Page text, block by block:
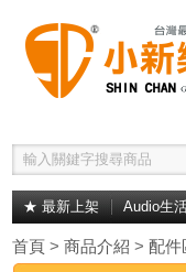
★ 最新上架 Audio生
首頁 > 商品介紹 > 配件